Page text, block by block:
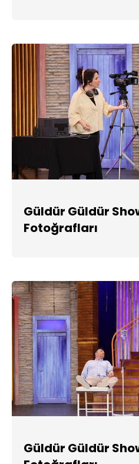
Güldür Güldür
Fotoğrafları
Güldür Güldür